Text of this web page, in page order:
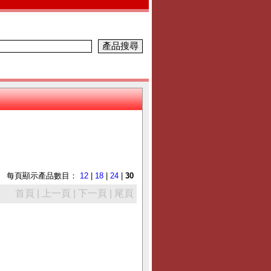
每頁顯示產品數目： 12 18 24 30
首頁 | 上一頁 | 下一頁 | 尾頁